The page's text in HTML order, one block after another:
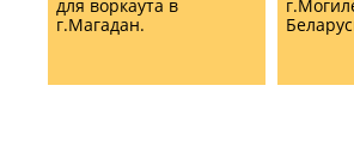
для воркаута в
г.Магадан.